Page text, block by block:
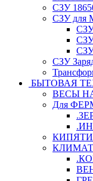
СЗУ
СЗУ для
СЗУ
СЗУ
БЫТОВАЯ
ВЕСЫ
Для
КЛИМАТ/